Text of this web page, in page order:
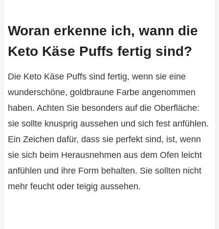
Woran erkenne ich, wann die
Keto Käse Puffs fertig sind?
Die Keto Käse Puffs sind fertig, wenn sie eine
wunderschöne, goldbraune Farbe angenommen
haben. Achten Sie besonders auf die Oberfläche:
sie sollte knusprig aussehen und sich fest anfühlen.
Ein Zeichen dafür, dass sie perfekt sind, ist, wenn
sie sich beim Herausnehmen aus dem Ofen leicht
anfühlen und ihre Form behalten. Sie sollten nicht
mehr feucht oder teigig aussehen.